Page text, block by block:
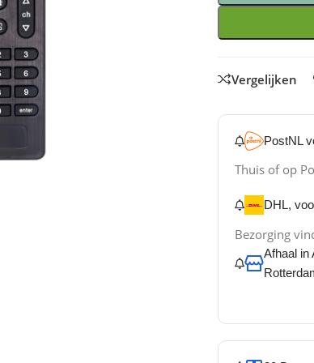
Vergelijken
PostNL
Thuis of op
DHL,
Bezorging
Afhaal in